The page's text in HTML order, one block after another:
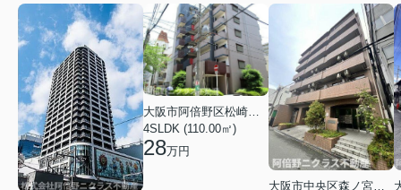
4SLDK (110.00㎡)
28万円
大阪市中央区森ノ宮中央１丁目